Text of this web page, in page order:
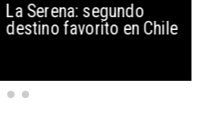
La Serena: segundo
destino favorito en Chile